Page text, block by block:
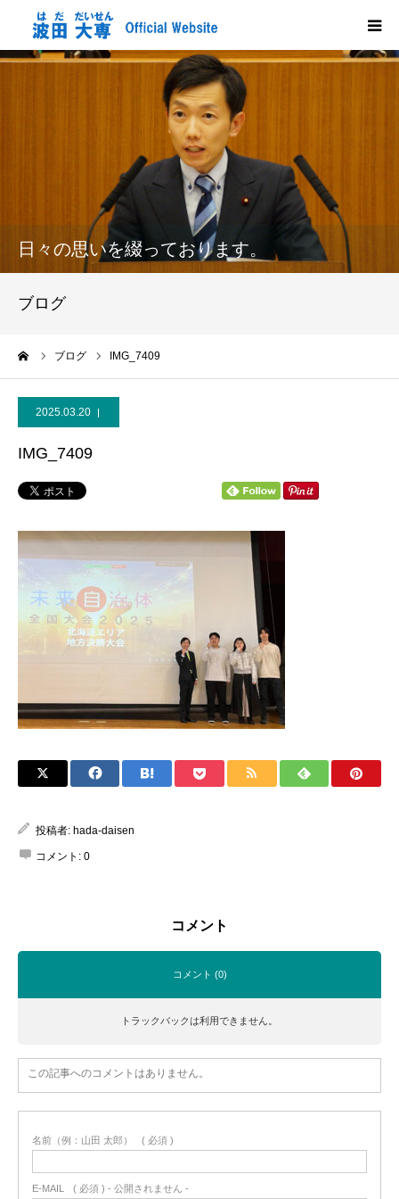
日々の思いを綴っております。
ブログ
ブログ IMG_7409
2025.03.20
IMG_7409
投稿者: hada-daisen
コメント: 0
コメント
コメント (0)
トラックバックは利用できません。
この記事へのコメントはありません。
名前（例：山田 太郎） ( 必須 )
E-MAIL ( 必須 ) - 公開されません -
活動報告
応援する
個人献金